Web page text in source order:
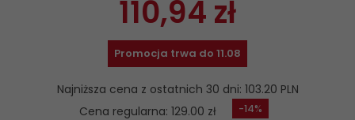
-14%
110,94 zł
Promocja trwa do 11.08
Najniższa cena z ostatnich 30 dni: 103.20 PLN
Cena regularna: 129.00 zł